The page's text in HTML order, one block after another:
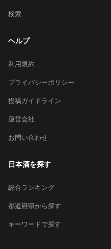
検索
ヘルプ
利用規約
プライバシーポリシー
投稿ガイドライン
運営会社
お問い合わせ
日本酒を探す
総合ランキング
都道府県から探す
キーワードで探す